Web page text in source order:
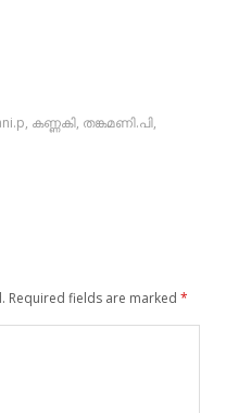
, കണ്ണകി, തങ്കമണി.പി,
Required fields are marked *